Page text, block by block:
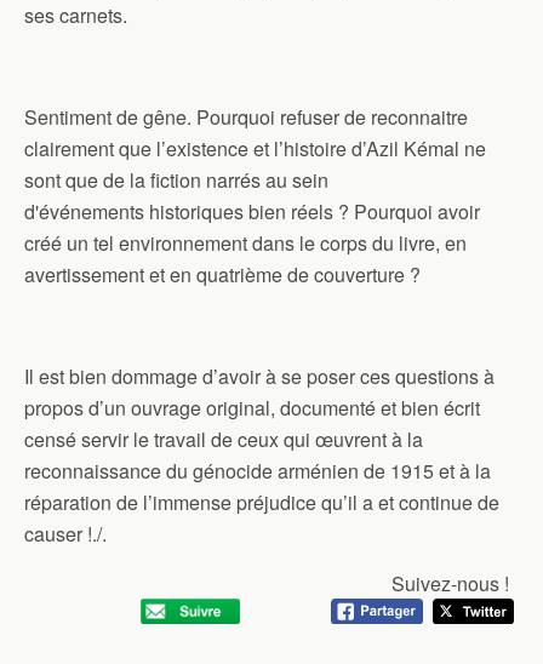
ses carnets.
Sentiment de gêne. Pourquoi refuser de reconnaitre
clairement que l’existence et l’histoire d’Azil Kémal ne
sont que de la fiction narrés au sein
d'événements historiques bien réels ? Pourquoi avoir
créé un tel environnement dans le corps du livre, en
avertissement et en quatrième de couverture ?
Il est bien dommage d’avoir à se poser ces questions à
propos d’un ouvrage original, documenté et bien écrit
censé servir le travail de ceux qui œuvrent à la
reconnaissance du génocide arménien de 1915 et à la
réparation de l’immense préjudice qu’il a et continue de
causer !./.
Suivez-nous !